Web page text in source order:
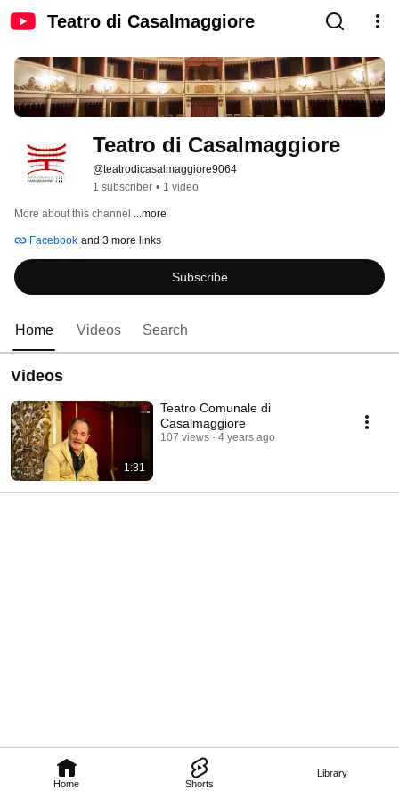
Teatro di Casalmaggiore
Home Shorts
Library
Teatro di Casalmaggiore
@teatrodicasalmaggiore9064
1 subscriber • 1 video
More about this channel ...more
Facebook and 3 more links
Subscribe
Home Videos Search
Videos
1:31
Teatro Comunale di
Casalmaggiore
107 views 4 years ago